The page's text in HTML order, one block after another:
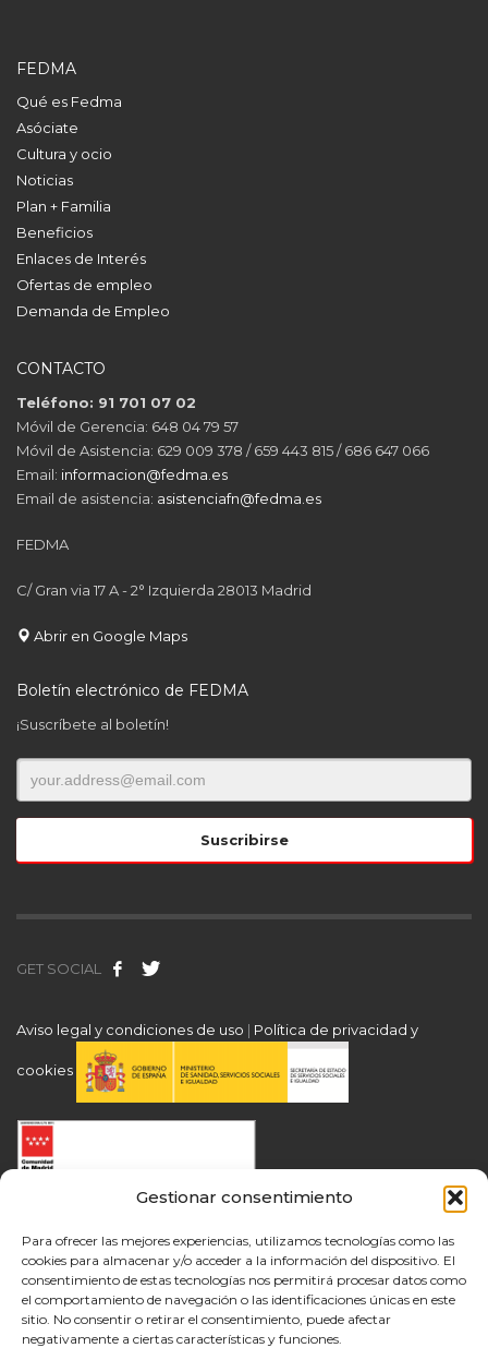
Gestionar consentimiento
Para ofrecer las mejores experiencias, utilizamos tecnologías como las
cookies para almacenar y/o acceder a la información del dispositivo. El
consentimiento de estas tecnologías nos permitirá procesar datos como
el comportamiento de navegación o las identificaciones únicas en este
sitio. No consentir o retirar el consentimiento, puede afectar
negativamente a ciertas características y funciones.
FEDMA
Qué es Fedma
Asóciate
Cultura y ocio
Noticias
Plan + Familia
Beneficios
Enlaces de Interés
Ofertas de empleo
Demanda de Empleo
CONTACTO
Teléfono: 91 701 07 02
Móvil de Gerencia: 648 04 79 57
Móvil de Asistencia: 629 009 378 / 659 443 815 / 686 647 066
Email: informacion@fedma.es
Email de asistencia: asistenciafn@fedma.es
FEDMA
C/ Gran via 17 A - 2° Izquierda 28013 Madrid
Abrir en Google Maps
Boletín electrónico de FEDMA
¡Suscríbete al boletín!
GET SOCIAL
Aviso legal y condiciones de uso | Política de privacidad y
cookies